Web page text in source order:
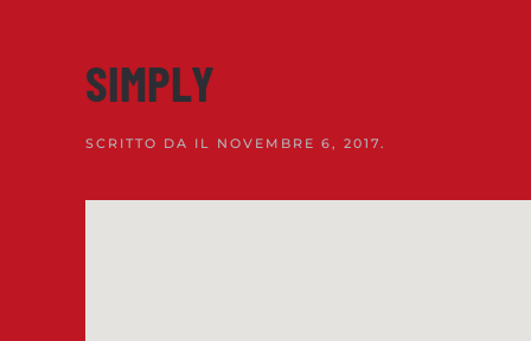
SIMPLY
SCRITTO DA IL NOVEMBRE 6, 2017.